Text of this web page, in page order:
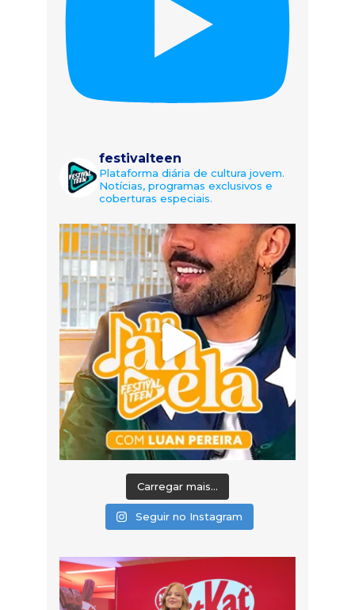
festivalteen
Plataforma diária de cultura jovem.
Notícias, programas exclusivos e
coberturas especiais.
Carregar mais...
Seguir no Instagram